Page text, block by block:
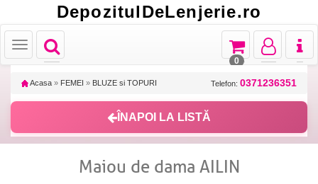
DepozitulDeLenjerie.ro
Toggle
navigation
Toggle
Toggle
navigation
Toggle
navigation
Toggle
navigation
0
Acasa » FEMEI » BLUZE si TOPURI Telefon: 0371236351
ÎNAPOI LA LISTĂ
Maiou de dama AILIN